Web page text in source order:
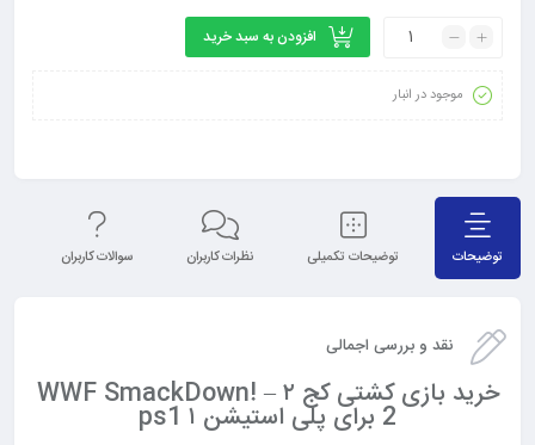
افزودن به سبد خرید
موجود در انبار
توضیحات توضیحات تکمیلی نظرات کاربران سوالات کاربران
نقد و بررسی اجمالی
خرید بازی کشتی کج ۲ – WWF SmackDown!
2 برای پلی استیشن ۱ ps1